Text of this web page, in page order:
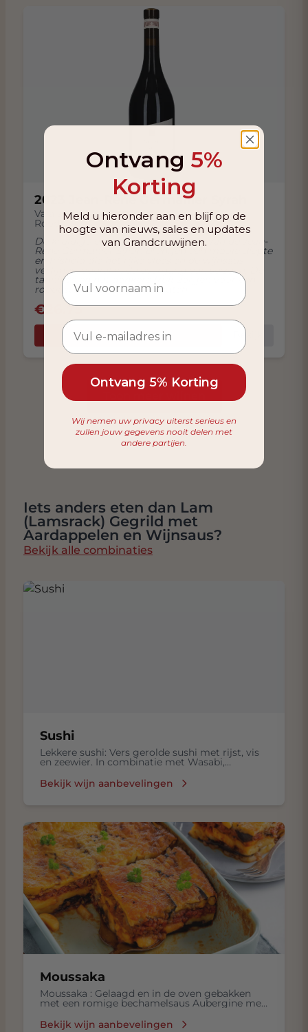
2023 Jean-René Germanier Syrah
Valais (Wallis) ,Zwitserland
Rood
De kruidige en aardsige kwaliteiten van de Jean-
René Germanier Syrah brengen een mooie diepte
en frisheid die het rijke vlees en de wijnsaus
verfijnen, vooral in de overgang van seizoen. De
tannines en het donkere fruit zorgen voor een
robuuste, maar elegante match.
€ 26.75
In Winkelwagen Bekijk
Iets anders eten dan Lam
(Lamsrack) Gegrild met
Aardappelen en Wijnsaus?
Bekijk alle combinaties
Sushi
Lekkere sushi: Vers gerolde sushi met rijst, vis
en zeewier. In combinatie met Wasabi,
Bekijk wijn aanbevelingen
Moussaka
Moussaka : Gelaagd en in de oven gebakken
met een romige bechamelsaus Aubergine met
Bechamelsaus, met Lamsvlees, Tomaten,
Bekijk wijn aanbevelingen
Ontvang 5%
Korting
Meld u hieronder aan en blijf op de
hoogte van nieuws, sales en updates
van Grandcruwijnen.
Ontvang 5% Korting
Wij nemen uw privacy uiterst serieus en
zullen jouw gegevens nooit delen met
andere partijen.